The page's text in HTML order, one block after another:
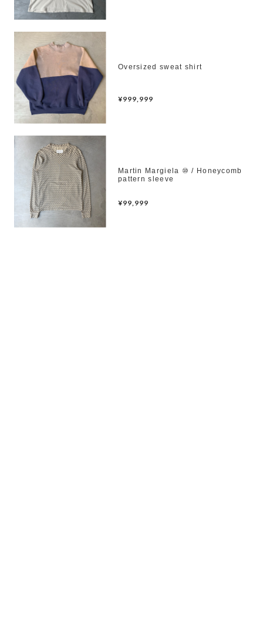
Oversized sweat shirt
¥999,999
Martin Margiela ⑩ / Honeycomb
pattern sleeve
¥99,999